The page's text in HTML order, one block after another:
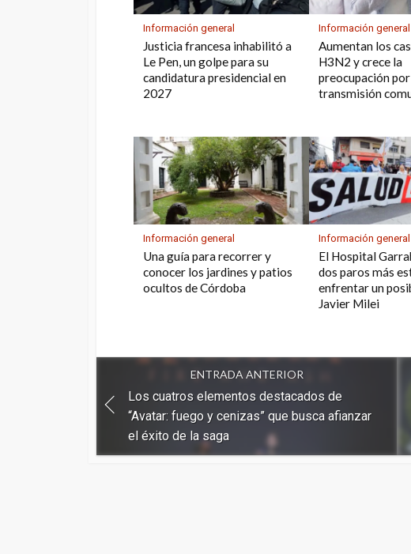
Información general
Justicia francesa inhabilitó a
Le Pen, un golpe para su
candidatura presidencial en
2027
Información general
Aumentan los
H3N2 y crece la
preocupación
transmisión
Información general
Una guía para recorrer y
conocer los jardines y patios
ocultos de Córdoba
Información general
El Hospital
dos paros más
enfrentar un
Javier Milei
ENTRADA ANTERIOR
Los cuatros elementos destacados de
“Avatar: fuego y cenizas” que busca afianzar
el éxito de la saga